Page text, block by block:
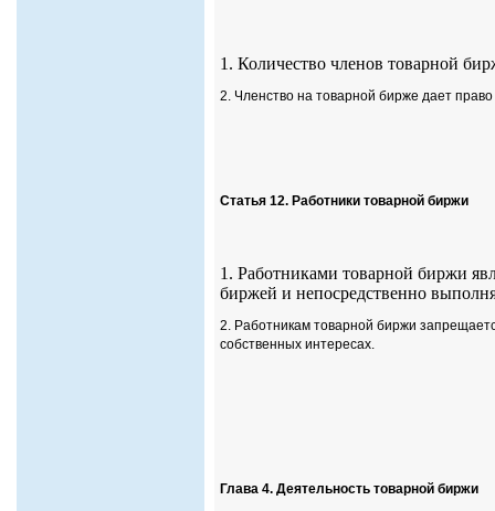
1. Количество членов товарной
2. Членство на товарной бирже дает
Статья 12. Работники товарной биржи
1. Работниками товарной биржи
биржей и непосредственно
2. Работникам товарной биржи
собственных интересах.
Глава 4. Деятельность товарной биржи